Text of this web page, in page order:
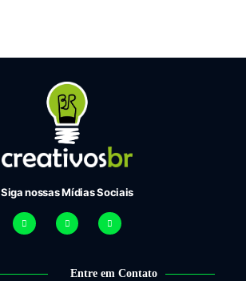
Siga nossas Mídias Sociais
Entre em Contato